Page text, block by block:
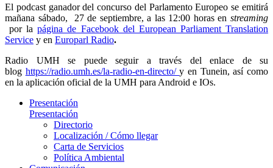
El podcast ganador del concurso del Parlamento Europeo se emitirá
mañana sábado, 27 de septiembre, a las 12:00 horas en streaming
por lapágina de Facebook del European Parliament Translation
Service y en Europarl Radio.
Radio UMH se puede seguir a través del enlace de su
blog https://radio.umh.es/la-radio-en-directo/y en Tunein, así como
en la aplicación oficial de la UMH para Android e IOs.
Presentación
Presentación
Directorio
Localización / Cómo llegar
Carta de Servicios
Política Ambiental